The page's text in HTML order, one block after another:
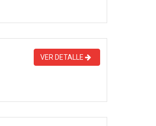
VER DETALLE